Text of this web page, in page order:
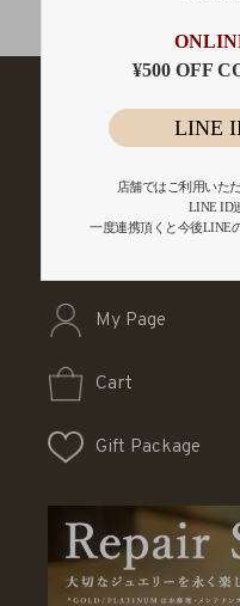
My Page
Cart
Gift Package
¥500 OFF
LINE
店舗ではご利用いた
LINE ID
一度連携頂くと今後LINE